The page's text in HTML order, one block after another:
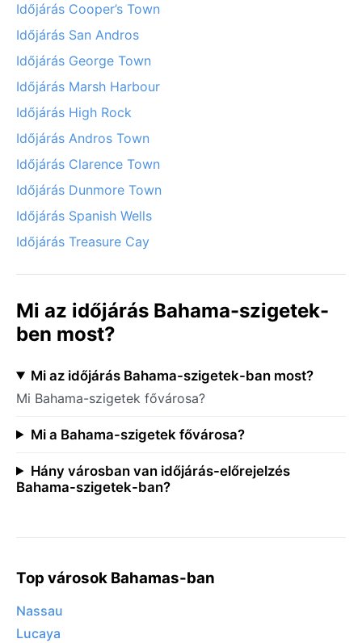
Időjárás Cooper’s Town
Időjárás San Andros
Időjárás George Town
Időjárás Marsh Harbour
Időjárás High Rock
Időjárás Andros Town
Időjárás Clarence Town
Időjárás Dunmore Town
Időjárás Spanish Wells
Időjárás Treasure Cay
Mi az időjárás Bahama-szigetek-
ben most?
Mi az időjárás Bahama-szigetek-ban most?
Mi Bahama-szigetek fővárosa?
Mi a Bahama-szigetek fővárosa?
Hány városban van időjárás-előrejelzés
Bahama-szigetek-ban?
Top városok Bahamas-ban
Nassau
Lucaya